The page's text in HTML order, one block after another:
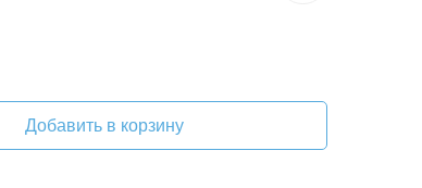
Добавить в корзину